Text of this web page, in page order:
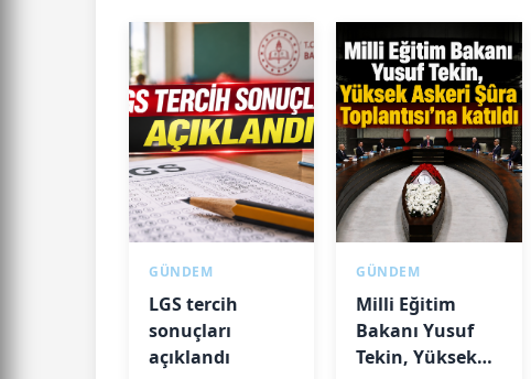
GÜNDEM
LGS tercih
sonuçları
açıklandı
GÜNDEM
Milli Eğitim
Bakanı Yusuf
Tekin, Yüksek